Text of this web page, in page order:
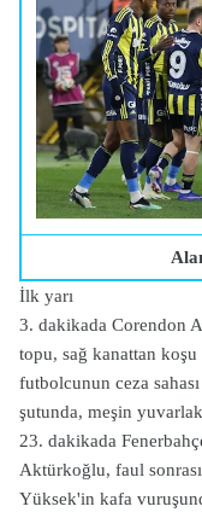
İlk yarı
3. dakikada Corendon
topu, sağ kanattan koşu
futbolcunun ceza
şutunda, meşin
23. dakikada
Aktürkoğlu, faul
Yüksek'in kafa